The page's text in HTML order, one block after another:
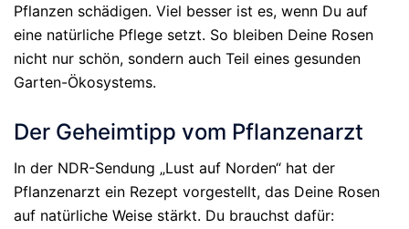
Pflanzen schädigen. Viel besser ist es, wenn Du auf
eine natürliche Pflege setzt. So bleiben Deine Rosen
nicht nur schön, sondern auch Teil eines gesunden
Garten-Ökosystems.
Der Geheimtipp vom Pflanzenarzt
In der NDR-Sendung „Lust auf Norden“ hat der
Pflanzenarzt ein Rezept vorgestellt, das Deine Rosen
auf natürliche Weise stärkt. Du brauchst dafür: